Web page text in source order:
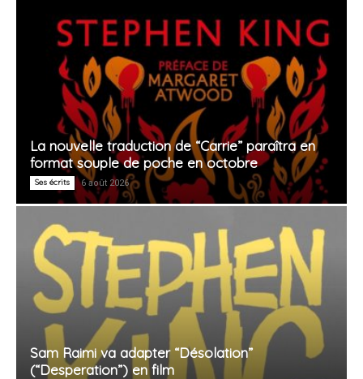
La nouvelle traduction de “Carrie” paraîtra en
format souple de poche en octobre
Ses écrits 6 août 2026
Sam Raimi va adapter “Désolation”
(“Desperation”) en film